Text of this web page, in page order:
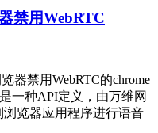
禁用WebRTC
器禁用WebRTC的chrome
一种API定义，由万维网
览器应用程序进行语音